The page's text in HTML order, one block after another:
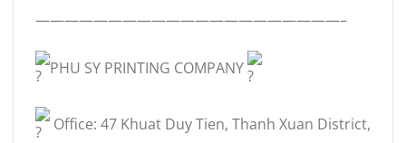
—————————————————————–
PHU SY PRINTING COMPANY
Office: 47 Khuat Duy Tien, Thanh Xuan District,